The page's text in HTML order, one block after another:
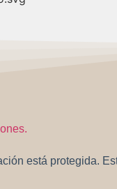
está protegida.